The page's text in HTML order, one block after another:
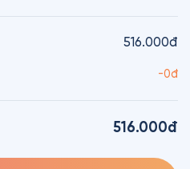
516.000đ
-0đ
516.000đ